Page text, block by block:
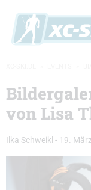
von Lisa
Ilka Schweikl - 19.